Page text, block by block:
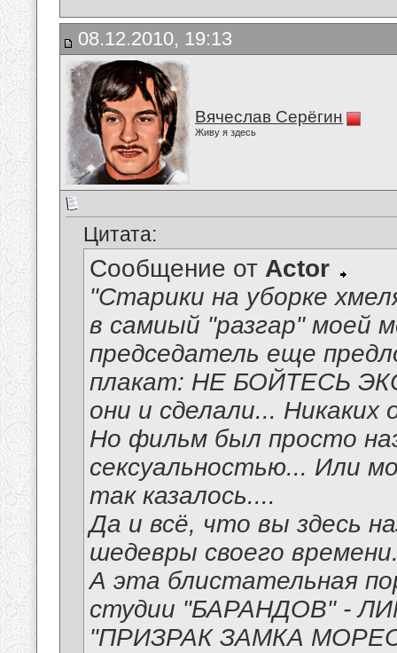
08.12.2010, 19:13
Вячеслав Серёгин
Живу я здесь
Цитата:
Сообщение от Actor
"Старики на уборке
в самиый "разгар" моей
председатель еще
плакат: НЕ БОЙТЕСЬ
они и сделали... Никаких
Но фильм был просто
сексуальностью... Или
так казалось....
Да и всё, что вы здесь
шедевры своего
А эта блистательная
студии "БАРАНДОВ" -
"ПРИЗРАК ЗАМКА